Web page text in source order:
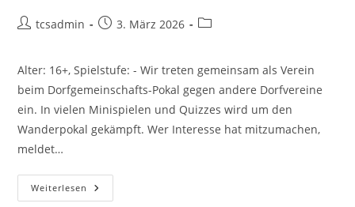
Beitrags-
tcsadmin
Beitrag3. März 2026
Beitrags-
Alter: 16+, Spielstufe: - Wir treten gemeinsam als Verein
beim Dorfgemeinschafts-Pokal gegen andere Dorfvereine
ein. In vielen Minispielen und Quizzes wird um den
Wanderpokal gekämpft. Wer Interesse hat mitzumachen,
meldet…
Weiterlesen Dorfgemeinschafts-
Pokal